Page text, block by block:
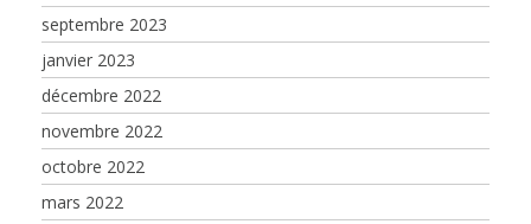
septembre 2023
janvier 2023
décembre 2022
novembre 2022
octobre 2022
mars 2022